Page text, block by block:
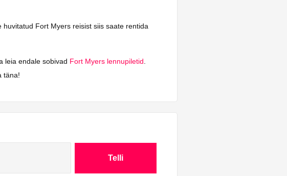
huvitatud Fort Myers reisist siis saate rentida
leia endale sobivad Fort Myers lennupiletid
täna!
Telli